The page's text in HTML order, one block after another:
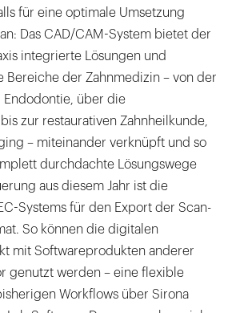
für eine optimale Umsetzung
Das CAD/CAM-System bietet der
integrierte Lösungen und
Bereiche der Zahnmedizin – von der
Endodontie, über die
zur restaurativen Zahnheilkunde,
– miteinander verknüpft und so
durchdachte Lösungswege
aus diesem Jahr ist die
Systems für den Export der Scan-
So können die digitalen
mit Softwareprodukten anderer
genutzt werden – eine flexible
Workflows über Sirona